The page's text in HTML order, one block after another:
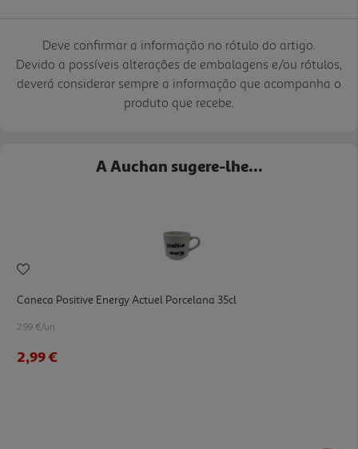
Deve confirmar a informação no rótulo do artigo.
Devido a possíveis alterações de embalagens e/ou rótulos,
deverá considerar sempre a informação que acompanha o
produto que recebe.
A Auchan sugere-lhe...
Caneca Positive Energy Actuel Porcelana 35cl
2.99 €/un
2,99 €